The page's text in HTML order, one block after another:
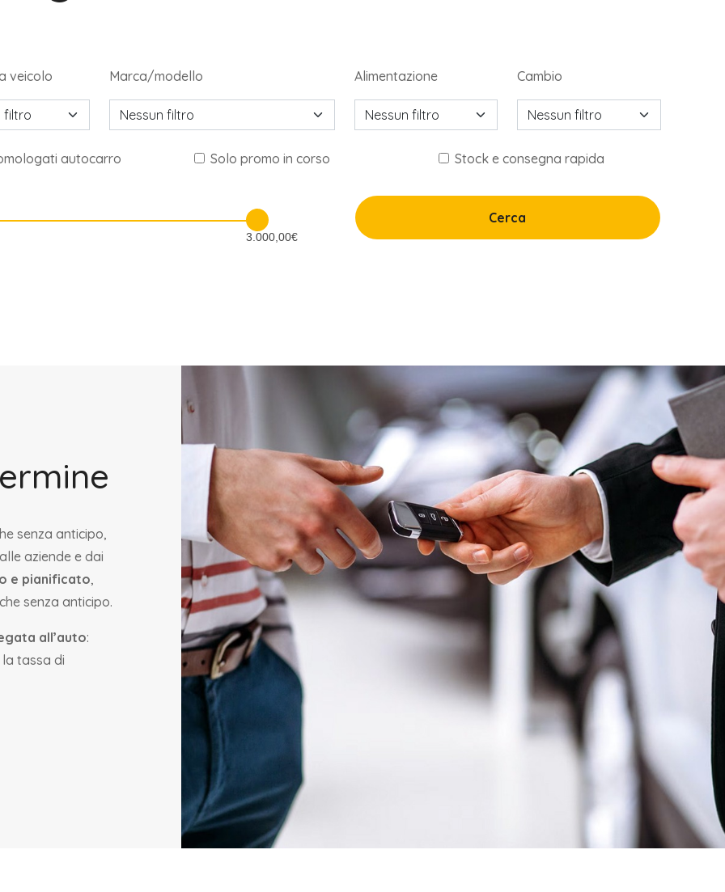
veicolo
filtro
Marca/modello
Nessun filtro
Alimentazione
Nessun filtro
Cambio
Nessun filtro
autocarro Solo promo in corso Stock e consegna rapida
3.000,00€
Cerca
senza anticipo,
aziende e dai
e pianificato,
senza anticipo.
all’auto:
la tassa di